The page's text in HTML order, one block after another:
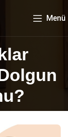
Menü